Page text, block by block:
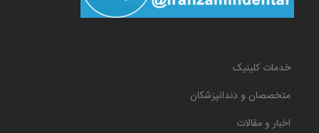
خدمات کلینیک
متخصصان و دندانپزشکان
اخبار و مقالات